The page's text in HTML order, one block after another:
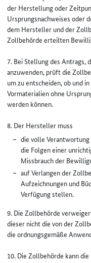
der Herstellung oder
Ursprungsnachweises oder
dem Hersteller und der
Zollbehörde erteilten
7. Bei Stellung des Antrags,
anzuwenden, prüft die
um zu entscheiden, ob und
Vormaterialien ohne
werden können.
8. Der Hersteller muss
die volle
die Folgen einer
Missbrauch der
auf Verlangen der
Aufzeichnungen und
Verfügung stellen.
9. Die Zollbehörde
dieser nicht die von der
die ordnungsgemäße
10. Die Zollbehörde kann